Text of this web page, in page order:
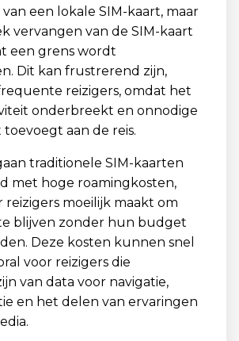
een lokale SIM-kaart, maar
vervangen van de SIM-kaart
een grens wordt
Dit kan frustrerend zijn,
reizigers, omdat het
onderbreekt en onnodige
aan de reis.
traditionele SIM-kaarten
met hoge roamingkosten,
reizigers moeilijk maakt om
blijven zonder hun budget
Deze kosten kunnen snel
voor reizigers die
van data voor navigatie,
en het delen van ervaringen